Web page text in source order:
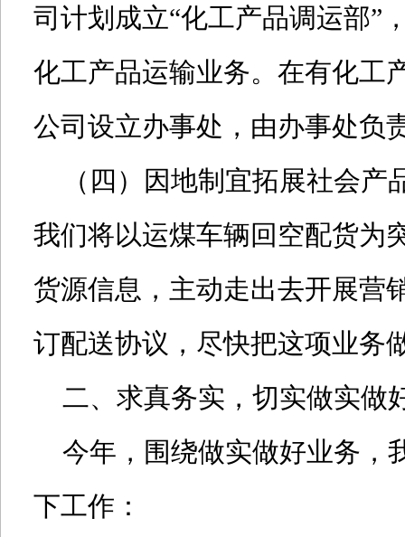
司计划成立“化工产品调运部”
化工产品运输业务。在有化工
公司设立办事处，由办事处负
（四）因地制宜拓展社会产
我们将以运煤车辆回空配货为
货源信息，主动走出去开展营
订配送协议，尽快把这项业务
二、求真务实，切实做实做
今年，围绕做实做好业务，
下工作：